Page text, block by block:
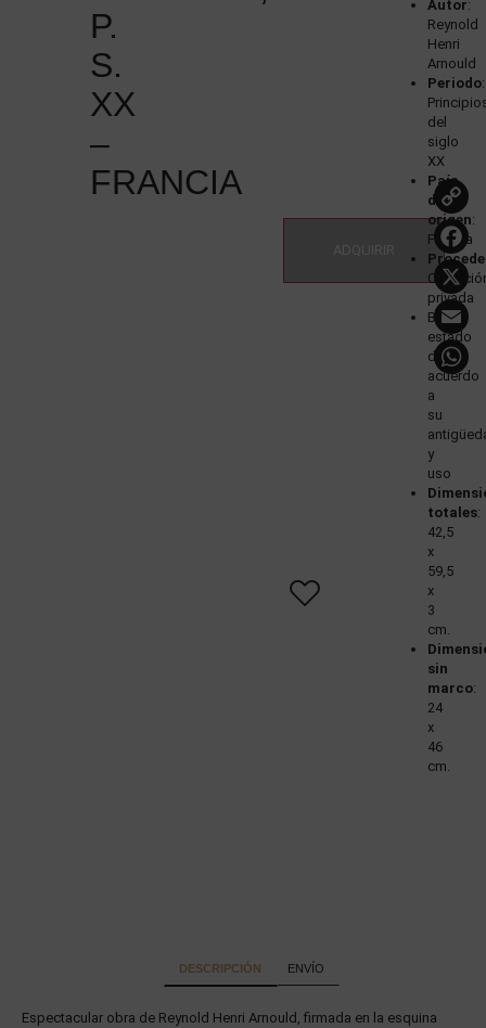
P.
S.
XX
–
FRANCIA
Autor:
Reynold
Henri
Arnould
Periodo:
del
siglo
XX
País
de
origen:
Francia
privada
Buen
estado
de
acuerdo
a
su
y
uso
totales:
42,5
x
59,5
x
3
cm.
sin
marco:
24
x
46
cm.
DESCRIPCIÓN ENVÍO
Espectacular obra de Reynold Henri Arnould, firmada en la esquina